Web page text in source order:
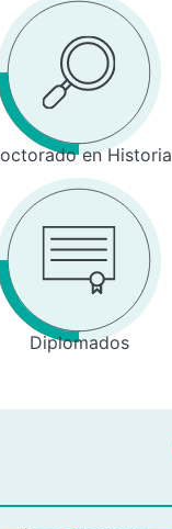
en Historia
Diplomados